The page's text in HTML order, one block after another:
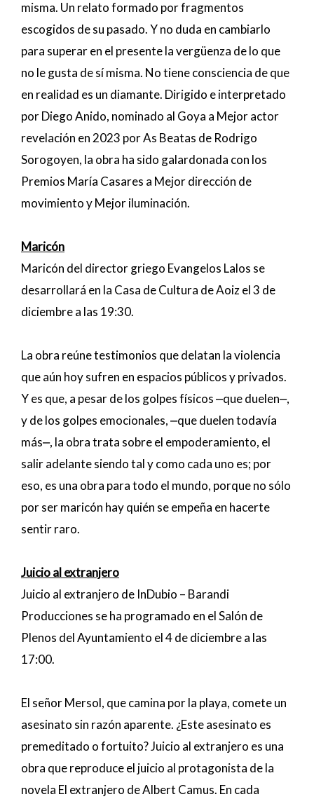
misma. Un relato formado por fragmentos
escogidos de su pasado. Y no duda en cambiarlo
para superar en el presente la vergüenza de lo que
no le gusta de sí misma. No tiene consciencia de que
en realidad es un diamante. Dirigido e interpretado
por Diego Anido, nominado al Goya a Mejor actor
revelación en 2023 por As Beatas de Rodrigo
Sorogoyen, la obra ha sido galardonada con los
Premios María Casares a Mejor dirección de
movimiento y Mejor iluminación.
Maricón
Maricón del director griego Evangelos Lalos se
desarrollará en la Casa de Cultura de Aoiz el 3 de
diciembre a las 19:30.
La obra reúne testimonios que delatan la violencia
que aún hoy sufren en espacios públicos y privados.
Y es que, a pesar de los golpes físicos ⎼que duelen⎼,
y de los golpes emocionales, ⎼que duelen todavía
más⎼, la obra trata sobre el empoderamiento, el
salir adelante siendo tal y como cada uno es; por
eso, es una obra para todo el mundo, porque no sólo
por ser maricón hay quién se empeña en hacerte
sentir raro.
Juicio al extranjero
Juicio al extranjero de InDubio – Barandi
Producciones se ha programado en el Salón de
Plenos del Ayuntamiento el 4 de diciembre a las
17:00.
El señor Mersol, que camina por la playa, comete un
asesinato sin razón aparente. ¿Este asesinato es
premeditado o fortuito? Juicio al extranjero es una
obra que reproduce el juicio al protagonista de la
novela El extranjero de Albert Camus. En cada